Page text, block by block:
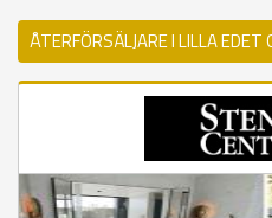
ÅTERFÖRSÄLJARE I LILLA